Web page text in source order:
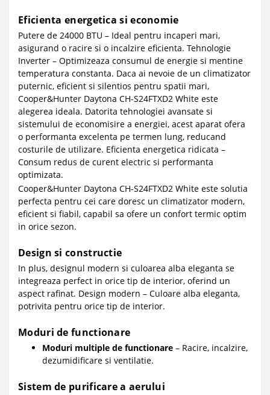
Eficienta energetica si economie
Putere de 24000 BTU – Ideal pentru incaperi mari,
asigurand o racire si o incalzire eficienta. Tehnologie
Inverter – Optimizeaza consumul de energie si mentine
temperatura constanta. Daca ai nevoie de un climatizator
puternic, eficient si silentios pentru spatii mari,
Cooper&Hunter Daytona CH-S24FTXD2 White este
alegerea ideala. Datorita tehnologiei avansate si
sistemului de economisire a energiei, acest aparat ofera
o performanta excelenta pe termen lung, reducand
costurile de utilizare. Eficienta energetica ridicata –
Consum redus de curent electric si performanta
optimizata.
Cooper&Hunter Daytona CH-S24FTXD2 White este solutia
perfecta pentru cei care doresc un climatizator modern,
eficient si fiabil, capabil sa ofere un confort termic optim
in orice sezon.
Design si constructie
In plus, designul modern si culoarea alba eleganta se
integreaza perfect in orice tip de interior, oferind un
aspect rafinat. Design modern – Culoare alba eleganta,
potrivita pentru orice tip de interior.
Moduri de functionare
Moduri multiple de functionare – Racire, incalzire,
dezumidificare si ventilatie.
Sistem de purificare a aerului